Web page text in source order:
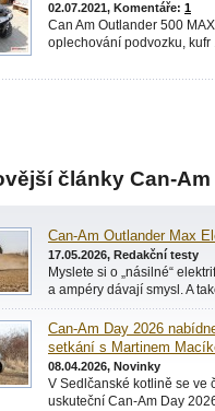
02.07.2021, Komentáře: 1
Can Am Outlander 500
oplechování podvozku, kufr
články Can-Am
Can-Am Outlander Max
17.05.2026, Redakční testy
Myslete si o „násilné“
a ampéry dávají smysl. A
Can-Am Day 2026
setkání s Martinem
08.04.2026, Novinky
V Sedlčanské kotlině se ve
uskuteční Can-Am Day